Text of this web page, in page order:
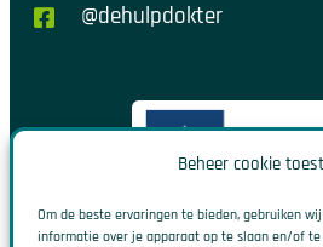
Beheer cookie
Om de beste ervaringen te bieden, gebruiken
informatie over je apparaat op te slaan en/of te
@dehulpdokter